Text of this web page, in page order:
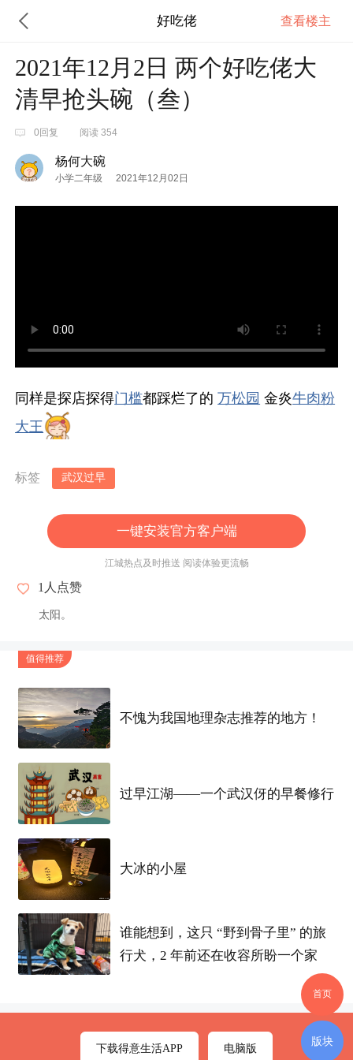
好吃佬 查看楼主
2021年12月2日 两个好吃佬大
清早抢头碗（叁）
0回复 阅读 354
杨何大碗
小学二年级 2021年12月02日
同样是探店探得门槛都踩烂了的万松园 金炎牛肉粉
大王
标签 武汉过早
一键安装官方客户端
江城热点及时推送 阅读体验更流畅
1 人点赞
太阳。
值得推荐
不愧为我国地理杂志推荐的地方！
过早江湖——一个武汉伢的早餐修行
大冰的小屋
谁能想到，这只 “野到骨子里” 的旅
行犬，2 年前还在收容所盼一个家
首页
版块
下载得意生活APP 电脑版